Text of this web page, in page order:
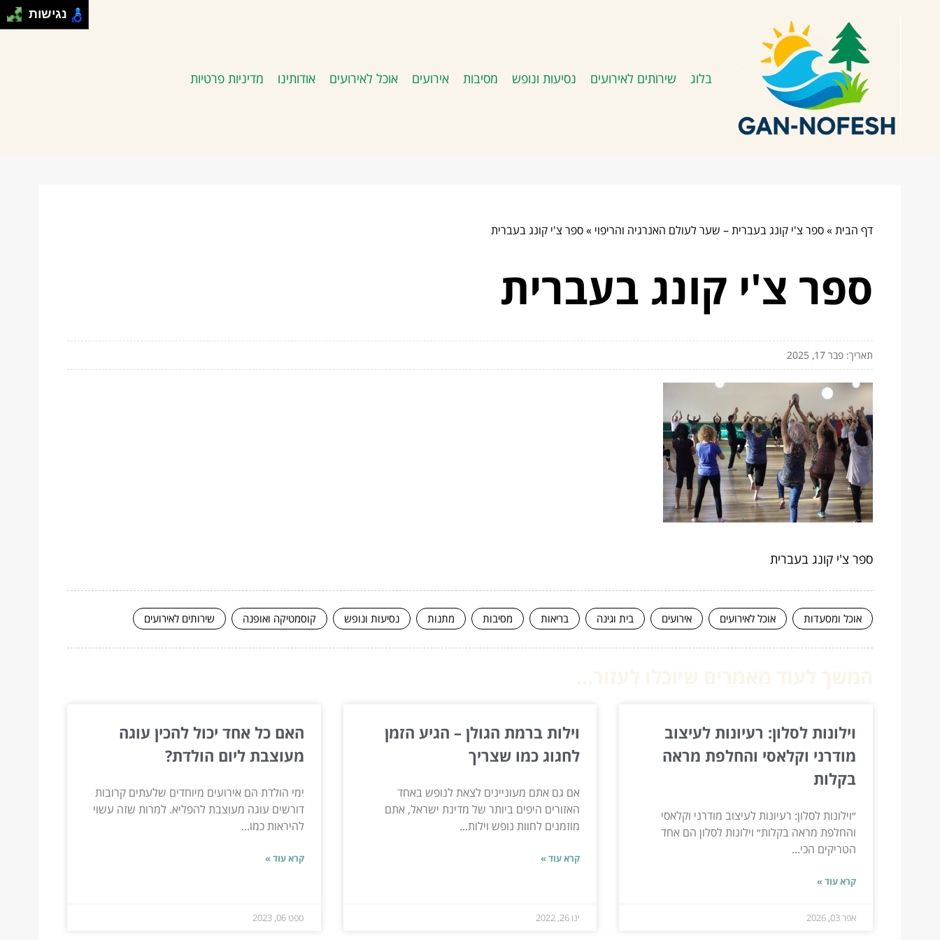
בלוג שירותים לאירועים נסיעות ונופש מסיבות אירועים אוכל לאירועים אודותינו מדיניות פרטיות
דף הבית»ספר צ'י קונג בעברית – שער לעולם האנרגיה והריפוי »ספר צ'י קונג בעברית
ספר צ'י קונג בעברית
תאריך: פבר 17, 2025
ספר צ'י קונג בעברית
אוכל ומסעדות אוכל לאירועים אירועים בית וגינה בריאות מסיבות מתנות נסיעות ונופש קוסמטיקה ואופנה שירותים לאירועים
וילונות לסלון: רעיונות לעיצוב
מודרני וקלאסי והחלפת מראה
בקלות
״וילונות לסלון: רעיונות לעיצוב מודרני וקלאסי
והחלפת מראה בקלות״ וילונות לסלון הם אחד
הטריקים הכי...
קרא עוד »
אפר 03, 2026
וילות ברמת הגולן – הגיע הזמן
לחגוג כמו שצריך
אם גם אתם מעוניינים לצאת לנופש באחד
האזורים היפים ביותר של מדינת ישראל, אתם
מוזמנים לחוות נופש וילות...
קרא עוד »
ינו 26, 2022
האם כל אחד יכול להכין עוגה
מעוצבת ליום הולדת?
ימי הולדת הם אירועים מיוחדים שלעתים קרובות
דורשים עוגה מעוצבת להפליא. למרות שזה עשוי
להיראות כמו...
קרא עוד »
ספט 06, 2023
נגישות